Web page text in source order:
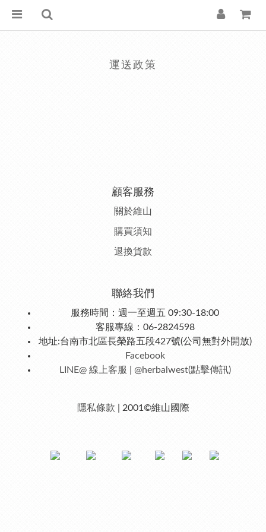
運送政策
顧客服務
關於維山
購買須知
退換貨款
聯絡我們
服務時間：週一至週五 09:30-18:00
客服專線：06-2824598
地址:台南市北區長榮路五段427號(公司無對外開放)
Facebook
LINE@ 線上客服 | @herbalwest(點擊傳訊)
隱私條款 | 2001©維山國際